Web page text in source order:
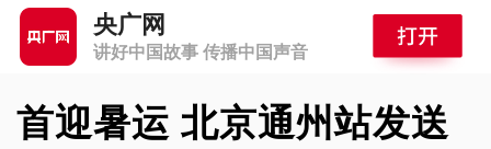
央广网
讲好中国故事 传播中国声音
首迎暑运 北京通州站发送